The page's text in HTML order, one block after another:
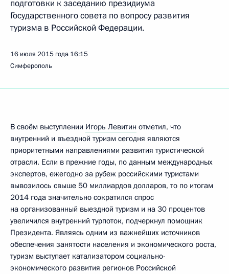
подготовки к заседанию президиума
Государственного совета по вопросу развития
туризма в Российской Федерации.
16 июля 2015 года 16:15
Симферополь
В своём выступлении Игорь Левитин отметил, что
внутренний и въездной туризм сегодня являются
приоритетными направлениями развития туристической
отрасли. Если в прежние годы, по данным международных
экспертов, ежегодно за рубеж российскими туристами
вывозилось свыше 50 миллиардов долларов, то по итогам
2014 года значительно сократился спрос
на организованный выездной туризм и на 30 процентов
увеличился внутренний турпоток, подчеркнул помощник
Президента. Являясь одним из важнейших источников
обеспечения занятости населения и экономического роста,
туризм выступает катализатором социально-
экономического развития регионов Российской